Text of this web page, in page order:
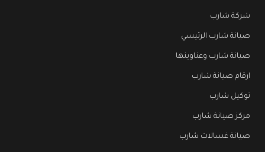
شركة شارب
صيانة شارب الرئيسي
صيانة شارب وعناوينها
ارقام صيانة شارب
توكيل شارب
مركز صيانة شارب
صيانة غسالات شارب